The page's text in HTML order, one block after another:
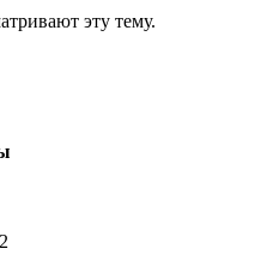
эту тему.